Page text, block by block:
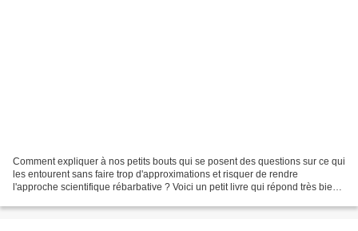
Comment expliquer à nos petits bouts qui se posent des questions sur ce qui
les entourent sans faire trop d'approximations et risquer de rendre
l'approche scientifique rébarbative ? Voici un petit livre qui répond très bien